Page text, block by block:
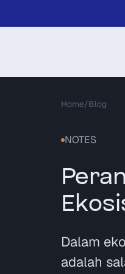
Home/Blog
NOTES
Dalam
adalah